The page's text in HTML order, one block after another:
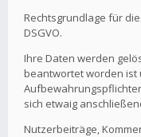
Rechtsgrundlage für
DSGVO.
Ihre Daten werden
beantwortet worden ist
sich etwaig
Nutzerbeiträge,